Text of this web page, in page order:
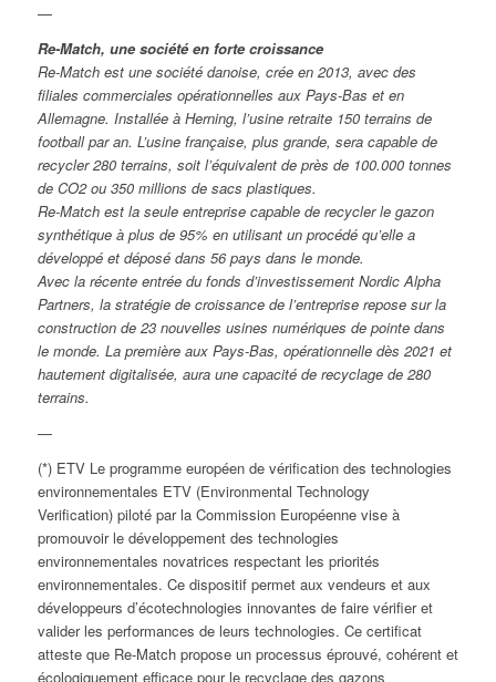
—
Re-Match, une société en forte croissance
Re-Match est une société danoise, crée en 2013, avec des
filiales commerciales opérationnelles aux Pays-Bas et en
Allemagne. Installée à Herning, l’usine retraite 150 terrains de
football par an. L’usine française, plus grande, sera capable de
recycler 280 terrains, soit l’équivalent de près de 100.000 tonnes
de CO2 ou 350 millions de sacs plastiques.
Re-Match est la seule entreprise capable de recycler le gazon
synthétique à plus de 95% en utilisant un procédé qu’elle a
développé et déposé dans 56 pays dans le monde.
Avec la récente entrée du fonds d’investissement Nordic Alpha
Partners, la stratégie de croissance de l’entreprise repose sur la
construction de 23 nouvelles usines numériques de pointe dans
le monde. La première aux Pays-Bas, opérationnelle dès 2021 et
hautement digitalisée, aura une capacité de recyclage de 280
terrains.
—
(*) ETV Le programme européen de vérification des technologies
environnementales ETV (Environmental Technology
Verification) piloté par la Commission Européenne vise à
promouvoir le développement des technologies
environnementales novatrices respectant les priorités
environnementales. Ce dispositif permet aux vendeurs et aux
développeurs d’écotechnologies innovantes de faire vérifier et
valider les performances de leurs technologies. Ce certificat
atteste que Re-Match propose un processus éprouvé, cohérent et
écologiquement efficace pour le recyclage des gazons